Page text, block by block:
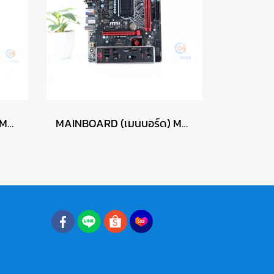
MAINBOARD (เมนบอร์ด) MSI Z590-A PRO P15824 MAINBOARD (เมนบอร์ด) MSI H110M GAMING P17679